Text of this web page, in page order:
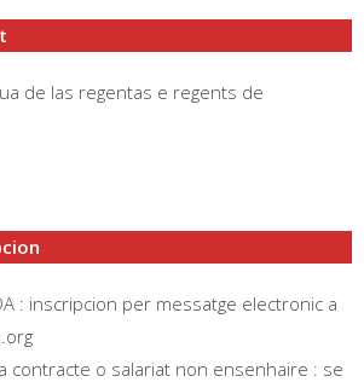
de las regentas e regents de
: inscripcion per messatge electronic a
contracte o salariat non ensenhaire : se